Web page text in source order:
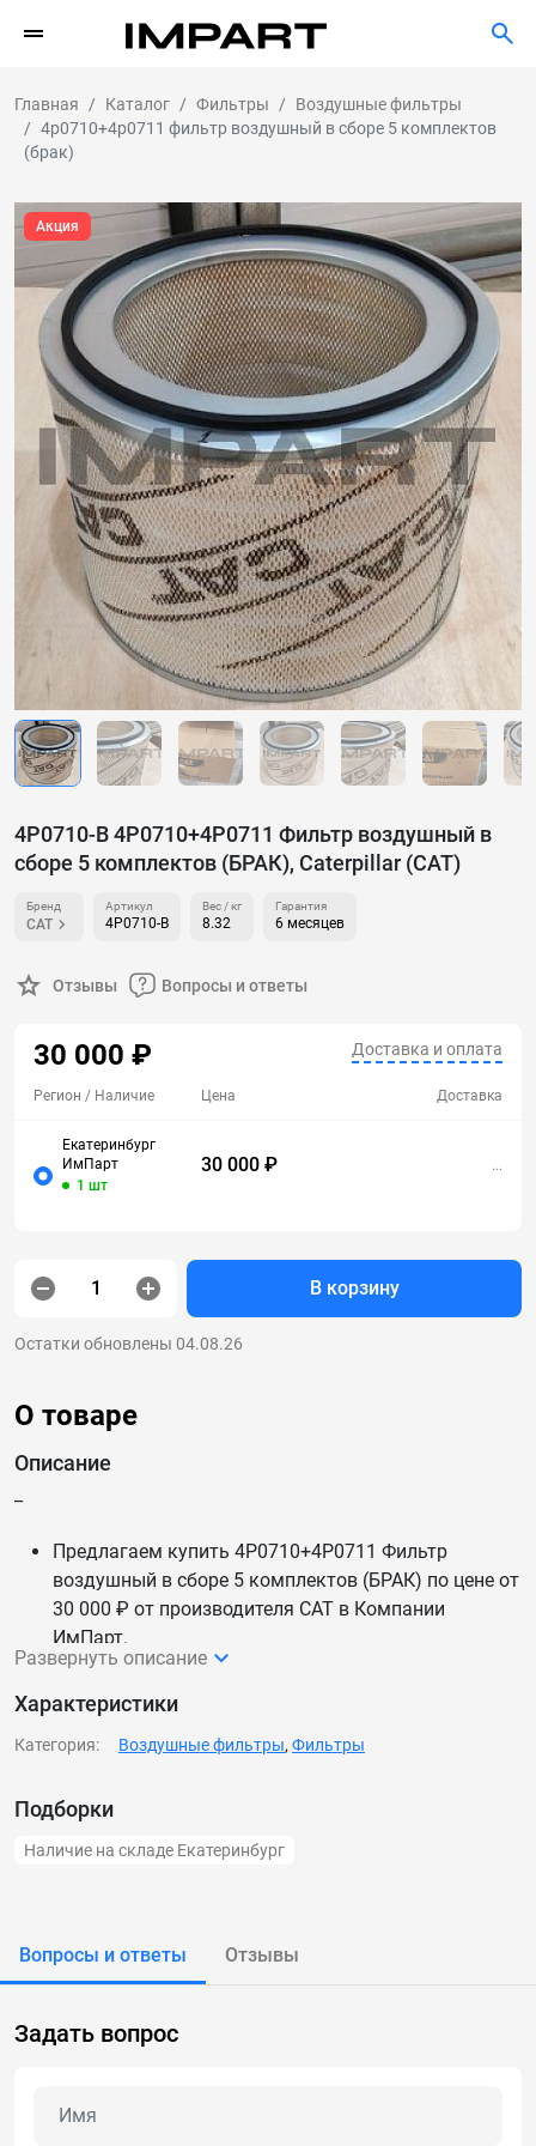
Главная Каталог Фильтры
Воздушные фильтры
4р0710+4р0711 фильтр воздушный в сборе 5 комплектов
(брак)
4P0710-B 4Р0710+4Р0711 Фильтр воздушный в
сборе 5 комплектов (БРАК), Caterpillar (CAT)
Бренд
CAT
Артикул
4P0710-B
Вес / кг
8.32
Гарантия
6 месяцев
Отзывы Вопросы и ответы
Акция
30 000 ₽ Доставка и оплата
Регион / Наличие Цена Доставка
Екатеринбург
ИмПарт
1 шт
30 000 ₽ ...
В корзину
Остатки обновлены 04.08.26
О товаре
Подборки
Наличие на складе Екатеринбург
Описание
Предлагаем купить 4Р0710+4Р0711 Фильтр
воздушный в сборе 5 комплектов (БРАК) по цене от
30 000 ₽ от производителя CAT в Компании
ИмПарт.
Мы каждый день обновляем цены и наличие —
данные актуальны.
Доставим 4Р0710+4Р0711 Фильтр воздушный в
сборе 5 комплектов (БРАК) по России и СНГ.
Развернуть описание
Характеристики
Категория: Воздушные фильтры, Фильтры
Вопросы и ответы Отзывы
Задать вопрос